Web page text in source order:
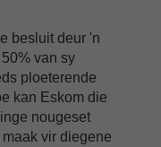
besluit deur 'n
van sy
ploeterende
kan Eskom die
nougeset
vir diegene